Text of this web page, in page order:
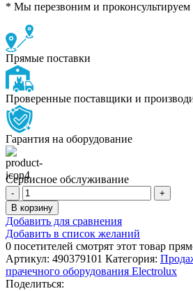
* Мы перезвоним и проконсультируем
Прямые поставки
Проверенные поставщики и
Гарантия на оборудование
Сервисное обслуживание
Количество
товара
ШКИВ
ВЕНТИЛЯТОРА
В корзину
Добавить для сравнения
Добавить в список желаний
0 посетителей смотрят этот товар
Артикул: 490379101 Категория:
прачечного оборудования Electrolux
Поделиться: